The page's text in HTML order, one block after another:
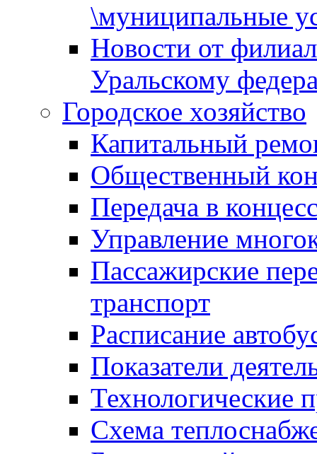
\муниципальные
Новости от
Уральскому
Городское хозяйство
Капитальный
Общественный
Передача в
Управление
Пассажирские
транспорт
Расписание
Показатели
Технологические
Схема